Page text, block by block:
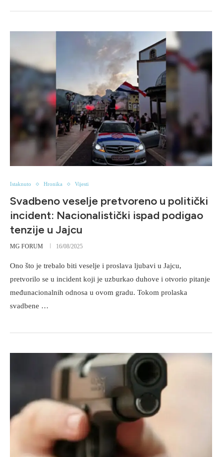
Istaknuto Hronika Vijesti
Svadbeno veselje pretvoreno u politički
incident: Nacionalistički ispad podigao
tenzije u Jajcu
MG FORUM 16/08/2025
Ono što je trebalo biti veselje i proslava ljubavi u Jajcu,
pretvorilo se u incident koji je uzburkao duhove i otvorio pitanje
međunacionalnih odnosa u ovom gradu. Tokom prolaska
svadbene …